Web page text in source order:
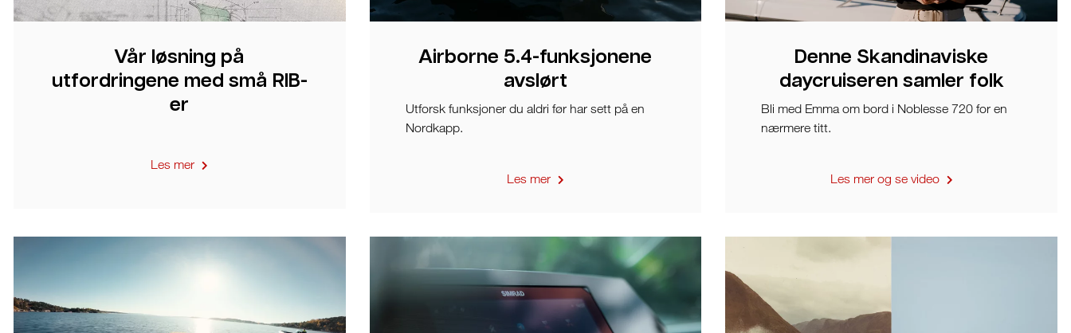
Vår løsning på
utfordringene med små RIB-
er
Les mer
Airborne 5.4-funksjonene
avslørt
Utforsk funksjoner du aldri før har sett på en
Nordkapp.
Les mer
Denne Skandinaviske
daycruiseren samler folk
Bli med Emma om bord i Noblesse 720 for en
nærmere titt.
Les mer og se video